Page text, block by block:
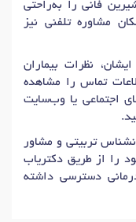
فانی را به‌راحتی
مشاوره تلفنی نیز
نظرات بیماران
تماس را مشاهده
اجتماعی یا وب‌سایت
تربیتی و مشاور
را از طریق دکتریاب
دسترسی داشته